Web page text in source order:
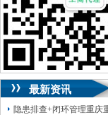
咨询QQ：1063653355、
1263653355
023-63653351/63653355、
无论注资金多少
QQ：13368080804， （最
可代理开银行账户！
包干价300！税务登记证
13320337068、还可免收
最新资讯
隐患排查+闭环管理重庆